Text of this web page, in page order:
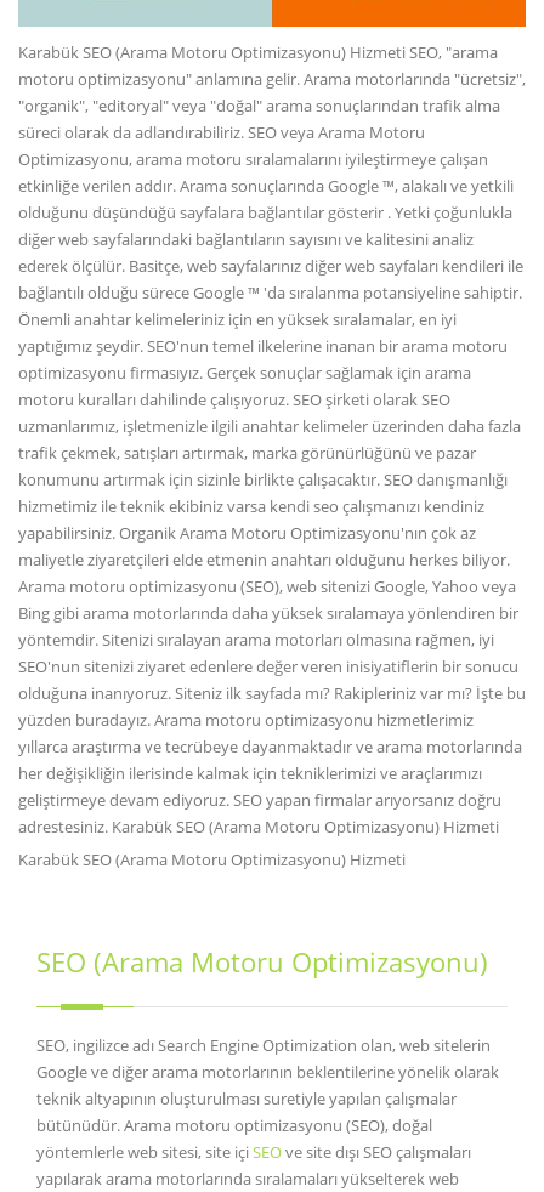
Karabük SEO (Arama Motoru Optimizasyonu) Hizmeti SEO, "arama
motoru optimizasyonu" anlamına gelir. Arama motorlarında "ücretsiz",
"organik", "editoryal" veya "doğal" arama sonuçlarından trafik alma
süreci olarak da adlandırabiliriz. SEO veya Arama Motoru
Optimizasyonu, arama motoru sıralamalarını iyileştirmeye çalışan
etkinliğe verilen addır. Arama sonuçlarında Google ™, alakalı ve yetkili
olduğunu düşündüğü sayfalara bağlantılar gösterir . Yetki çoğunlukla
diğer web sayfalarındaki bağlantıların sayısını ve kalitesini analiz
ederek ölçülür. Basitçe, web sayfalarınız diğer web sayfaları kendileri ile
bağlantılı olduğu sürece Google ™ 'da sıralanma potansiyeline sahiptir.
Önemli anahtar kelimeleriniz için en yüksek sıralamalar, en iyi
yaptığımız şeydir. SEO'nun temel ilkelerine inanan bir arama motoru
optimizasyonu firmasıyız. Gerçek sonuçlar sağlamak için arama
motoru kuralları dahilinde çalışıyoruz. SEO şirketi olarak SEO
uzmanlarımız, işletmenizle ilgili anahtar kelimeler üzerinden daha fazla
trafik çekmek, satışları artırmak, marka görünürlüğünü ve pazar
konumunu artırmak için sizinle birlikte çalışacaktır. SEO danışmanlığı
hizmetimiz ile teknik ekibiniz varsa kendi seo çalışmanızı kendiniz
yapabilirsiniz. Organik Arama Motoru Optimizasyonu'nın çok az
maliyetle ziyaretçileri elde etmenin anahtarı olduğunu herkes biliyor.
Arama motoru optimizasyonu (SEO), web sitenizi Google, Yahoo veya
Bing gibi arama motorlarında daha yüksek sıralamaya yönlendiren bir
yöntemdir. Sitenizi sıralayan arama motorları olmasına rağmen, iyi
SEO'nun sitenizi ziyaret edenlere değer veren inisiyatiflerin bir sonucu
olduğuna inanıyoruz. Siteniz ilk sayfada mı? Rakipleriniz var mı? İşte bu
yüzden buradayız. Arama motoru optimizasyonu hizmetlerimiz
yıllarca araştırma ve tecrübeye dayanmaktadır ve arama motorlarında
her değişikliğin ilerisinde kalmak için tekniklerimizi ve araçlarımızı
geliştirmeye devam ediyoruz. SEO yapan firmalar arıyorsanız doğru
adrestesiniz. Karabük SEO (Arama Motoru Optimizasyonu) Hizmeti
Karabük SEO (Arama Motoru Optimizasyonu) Hizmeti
SEO (Arama Motoru Optimizasyonu)
SEO, ingilizce adı Search Engine Optimization olan, web sitelerin
Google ve diğer arama motorlarının beklentilerine yönelik olarak
teknik altyapının oluşturulması suretiyle yapılan çalışmalar
bütünüdür. Arama motoru optimizasyonu (SEO), doğal
yöntemlerle web sitesi, site içiSEOve site dışı SEO çalışmaları
yapılarak arama motorlarında sıralamaları yükselterek web